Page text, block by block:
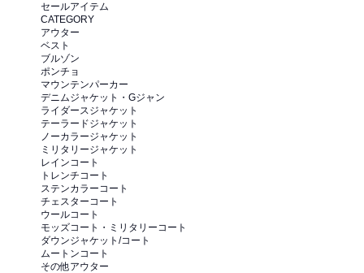
セールアイテム
CATEGORY
アウター
ベスト
ブルゾン
ポンチョ
マウンテンパーカー
デニムジャケット・Gジャン
ライダースジャケット
テーラードジャケット
ノーカラージャケット
ミリタリージャケット
レインコート
トレンチコート
ステンカラーコート
チェスターコート
ウールコート
モッズコート・ミリタリーコート
ダウンジャケット/コート
ムートンコート
その他アウター